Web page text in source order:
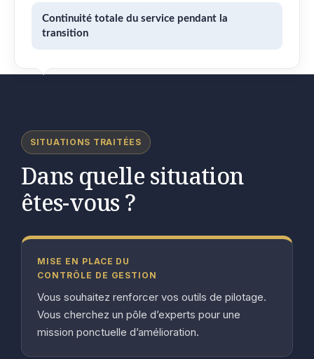
Continuité totale du service pendant la
transition
SITUATIONS TRAITÉES
Dans quelle situation
êtes-vous ?
MISE EN PLACE DU
CONTRÔLE DE GESTION
Vous souhaitez renforcer vos outils de pilotage.
Vous cherchez un pôle d’experts pour une
mission ponctuelle d’amélioration.